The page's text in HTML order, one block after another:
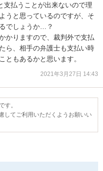
支払うことが出来ないので理
うと思っているのですが、そ
でしょうか…？
かりますので、裁判外で支払
ら、相手の弁護士も支払い時
ともあるかと思います。
2021年3月27日 14:43
す。
してご利用いただくようお願いい